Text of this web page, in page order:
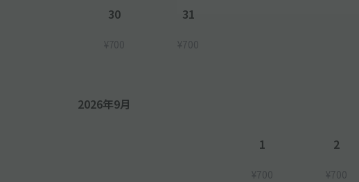
30
¥700
31
¥700
2026年9月
1
¥700
2
¥700